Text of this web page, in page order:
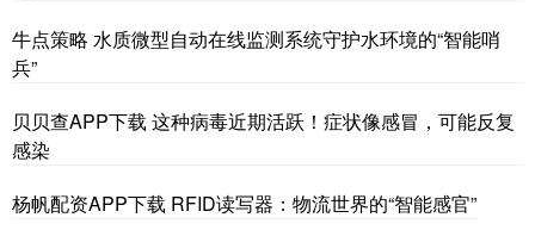
牛点策略 水质微型自动在线监测系统守护水环境的“智能哨
兵”
贝贝查APP下载 这种病毒近期活跃！症状像感冒，可能反复
感染
杨帆配资APP下载 RFID读写器：物流世界的“智能感官”